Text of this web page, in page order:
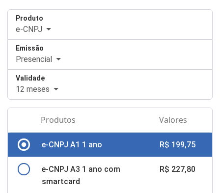
Produto
e-CNPJ
Emissão
Presencial
Validade
12 meses
Produtos Valores
e-CNPJ A1 1 ano R$ 199,75
e-CNPJ A3 1 ano com
smartcard
R$ 227,80